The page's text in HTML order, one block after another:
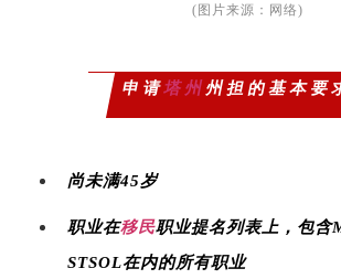
(图片来源：网络)
申请塔州州担的基本要
尚未满45岁
职业在移民职业提名列表上，包含
STSOL在内的所有职业